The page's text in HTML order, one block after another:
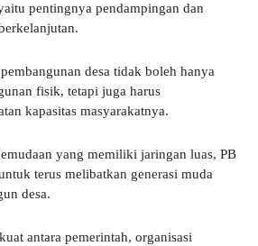
pentingnya pendampingan dan
desa tidak boleh hanya
fisik, tetapi juga harus
kapasitas masyarakatnya.
yang memiliki jaringan luas, PB
terus melibatkan generasi muda
desa.
antara pemerintah, organisasi